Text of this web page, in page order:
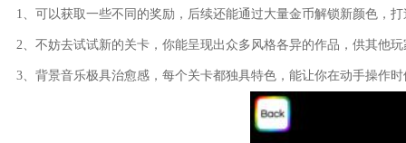
1、可以获取一些不同的奖励，后续还能通过大量金币解锁新颜色，
2、不妨去试试新的关卡，你能呈现出众多风格各异的作品，供其他
3、背景音乐极具治愈感，每个关卡都独具特色，能让你在动手操作